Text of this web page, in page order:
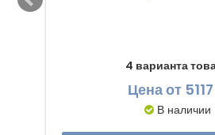
4 варианта
Ценаот 5117
В наличии